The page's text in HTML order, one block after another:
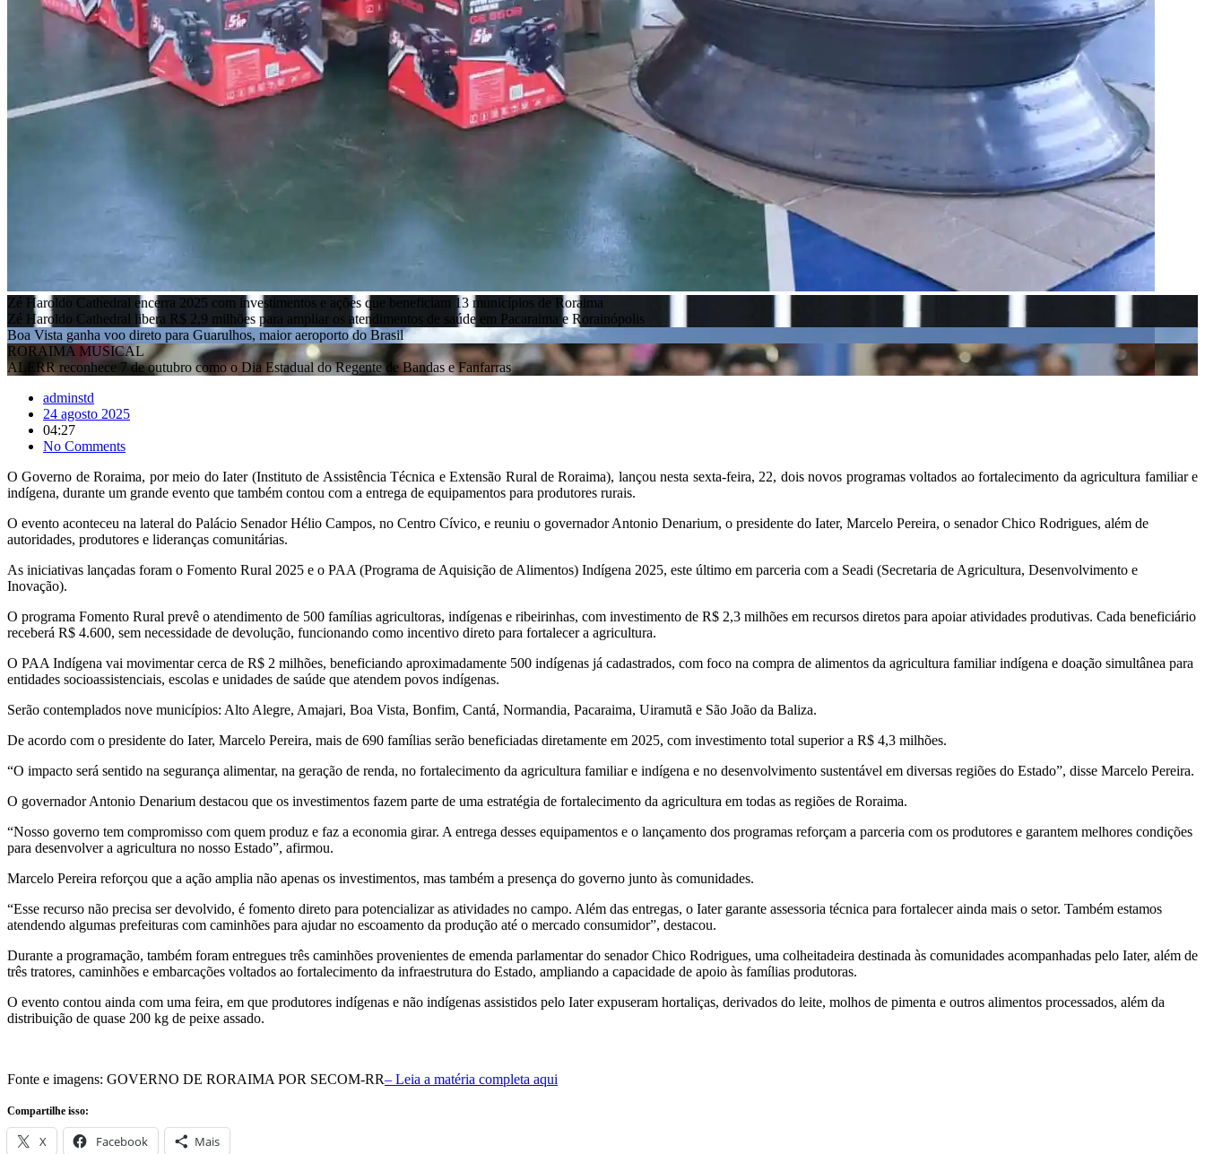
Zé Haroldo Cathedral encerra 2025 com investimentos e ações que beneficiam 13 municípios de Roraima
Zé Haroldo Cathedral libera R$ 2,9 milhões para ampliar os atendimentos de saúde em Pacaraima e Rorainópolis
Boa Vista ganha voo direto para Guarulhos, maior aeroporto do Brasil
RORAIMA MUSICAL
ALERR reconhece 7 de outubro como o Dia Estadual do Regente de Bandas e Fanfarras
adminstd
24 agosto 2025
04:27
No Comments
O Governo de Roraima, por meio do Iater (Instituto de Assistência Técnica e Extensão Rural de Roraima), lançou nesta sexta-feira, 22, dois novos programas voltados ao fortalecimento da agricultura familiar e
indígena, durante um grande evento que também contou com a entrega de equipamentos para produtores rurais.
O evento aconteceu na lateral do Palácio Senador Hélio Campos, no Centro Cívico, e reuniu o governador Antonio Denarium, o presidente do Iater, Marcelo Pereira, o senador Chico Rodrigues, além de
autoridades, produtores e lideranças comunitárias.
As iniciativas lançadas foram o Fomento Rural 2025 e o PAA (Programa de Aquisição de Alimentos) Indígena 2025, este último em parceria com a Seadi (Secretaria de Agricultura, Desenvolvimento e
Inovação).
O programa Fomento Rural prevê o atendimento de 500 famílias agricultoras, indígenas e ribeirinhas, com investimento de R$ 2,3 milhões em recursos diretos para apoiar atividades produtivas. Cada beneficiário
receberá R$ 4.600, sem necessidade de devolução, funcionando como incentivo direto para fortalecer a agricultura.
O PAA Indígena vai movimentar cerca de R$ 2 milhões, beneficiando aproximadamente 500 indígenas já cadastrados, com foco na compra de alimentos da agricultura familiar indígena e doação simultânea para
entidades socioassistenciais, escolas e unidades de saúde que atendem povos indígenas.
Serão contemplados nove municípios: Alto Alegre, Amajari, Boa Vista, Bonfim, Cantá, Normandia, Pacaraima, Uiramutã e São João da Baliza.
De acordo com o presidente do Iater, Marcelo Pereira, mais de 690 famílias serão beneficiadas diretamente em 2025, com investimento total superior a R$ 4,3 milhões.
“O impacto será sentido na segurança alimentar, na geração de renda, no fortalecimento da agricultura familiar e indígena e no desenvolvimento sustentável em diversas regiões do Estado”, disse Marcelo Pereira.
O governador Antonio Denarium destacou que os investimentos fazem parte de uma estratégia de fortalecimento da agricultura em todas as regiões de Roraima.
“Nosso governo tem compromisso com quem produz e faz a economia girar. A entrega desses equipamentos e o lançamento dos programas reforçam a parceria com os produtores e garantem melhores condições
para desenvolver a agricultura no nosso Estado”, afirmou.
Marcelo Pereira reforçou que a ação amplia não apenas os investimentos, mas também a presença do governo junto às comunidades.
“Esse recurso não precisa ser devolvido, é fomento direto para potencializar as atividades no campo. Além das entregas, o Iater garante assessoria técnica para fortalecer ainda mais o setor. Também estamos
atendendo algumas prefeituras com caminhões para ajudar no escoamento da produção até o mercado consumidor”, destacou.
Durante a programação, também foram entregues três caminhões provenientes de emenda parlamentar do senador Chico Rodrigues, uma colheitadeira destinada às comunidades acompanhadas pelo Iater, além de
três tratores, caminhões e embarcações voltados ao fortalecimento da infraestrutura do Estado, ampliando a capacidade de apoio às famílias produtoras.
O evento contou ainda com uma feira, em que produtores indígenas e não indígenas assistidos pelo Iater expuseram hortaliças, derivados do leite, molhos de pimenta e outros alimentos processados, além da
distribuição de quase 200 kg de peixe assado.
Fonte e imagens: GOVERNO DE RORAIMA POR SECOM-RR– Leia a matéria completa aqui
Compartilhe isso:
X Facebook Mais